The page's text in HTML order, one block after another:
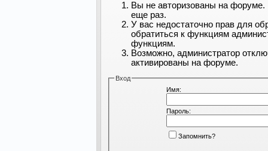
Вы не авторизованы на форуме.
еще раз.
У вас недостаточно прав для
обратиться к функциям
функциям.
Возможно, администратор
активированы на форуме.
Вход
Имя:
Пароль:
Запомнить?